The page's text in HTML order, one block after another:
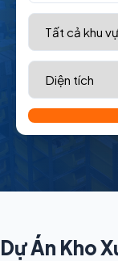
Dự Án Kho